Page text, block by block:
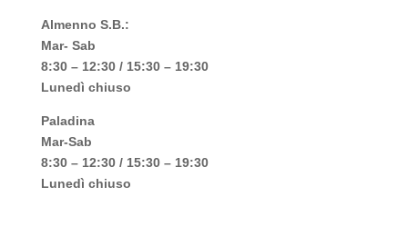
Almenno S.B.:
Mar- Sab
8:30 – 12:30 / 15:30 – 19:30
Lunedì chiuso
Paladina
Mar-Sab
8:30 – 12:30 / 15:30 – 19:30
Lunedì chiuso